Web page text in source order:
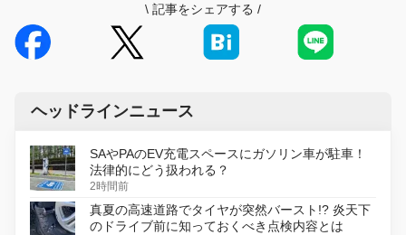
\ 記事をシェアする /
ヘッドラインニュース
SAやPAのEV充電スペースにガソリン車が駐車！
法律的にどう扱われる？
2時間前
真夏の高速道路でタイヤが突然バースト!? 炎天下
のドライブ前に知っておくべき点検内容とは